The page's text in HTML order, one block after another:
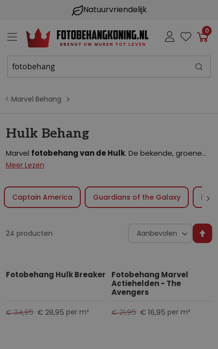
Natuurvriendelijk
0
Marvel Behang
Hulk Behang
Marvel fotobehang van de Hulk. De bekende, groene
superheld is sterker dan wie dan ook en lijkt dwars door
behang en pimp hiermee de kinderkamer, slaapkamer,
gamekamer of iedere andere ruimte helemaal op.
Meer Lezen
Captain America Guardians of the Galaxy Iron
24 producten Sorteer op
V
Fotobehang Hulk Breaker
€ 28,95 per m²
€ 34,95
Fotobehang Marvel
Actiehelden - The
Avengers
€ 16,95 per m²
€ 21,95